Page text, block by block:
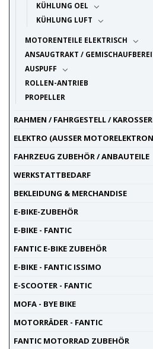
KÜHLUNG OEL
KÜHLUNG LUFT
MOTORENTEILE ELEKTRISCH
ANSAUGTRAKT /
AUSPUFF
ROLLEN-ANTRIEB
PROPELLER
RAHMEN / FAHRGESTELL /
ELEKTRO (AUSSER
FAHRZEUG ZUBEHÖR / ANBAUTEILE
WERKSTATTBEDARF
BEKLEIDUNG & MERCHANDISE
E-BIKE-ZUBEHÖR
E-BIKE - FANTIC
FANTIC E-BIKE ZUBEHÖR
E-BIKE - FANTIC ISSIMO
E-SCOOTER - FANTIC
MOFA - BYE BIKE
MOTORRÄDER - FANTIC
FANTIC MOTORRAD ZUBEHÖR